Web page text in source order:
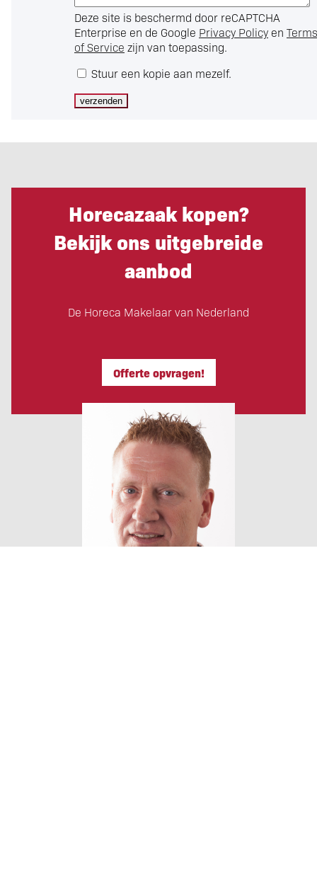
Deze site is beschermd door reCAPTCHA
Enterprise en de Google Privacy Policy en Terms
of Service zijn van toepassing.
Stuur een kopie aan mezelf.
Horecazaak kopen?
Bekijk ons uitgebreide
aanbod
De Horeca Makelaar van Nederland
Offerte opvragen!